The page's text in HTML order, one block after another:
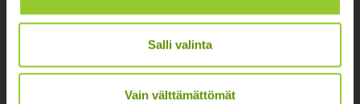
Salli valinta
Vain välttämättömät
Noutopiste avoinna sopimuksen mukaan ja arkisin 10-
Facebook
Instagram